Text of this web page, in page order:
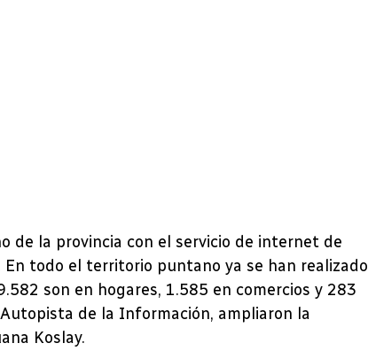
de la provincia con el servicio de internet de
todo el territorio puntano ya se han realizado
son en hogares, 1.585 en comercios y 283
de la Información, ampliaron la
Koslay.